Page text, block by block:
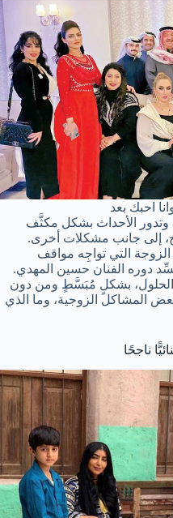
احبك بعد
وتدور الأحداث بشكل مكثَّف
إلى جانب مشكلات أخرى.
التي تواجِه مواقف
دوره الفنان حسين المهدي.
بشكلٍ مُبَسَّطٍ ومن دون
المشاكل الزوجية، وما الذي
ناجحًا